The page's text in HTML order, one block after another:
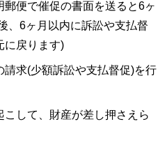
便で催促の書面を送ると6ヶ
、6ヶ月以内に訴訟や支払督
に戻ります)
請求(少額訴訟や支払督促)を行
して、財産が差し押さえら